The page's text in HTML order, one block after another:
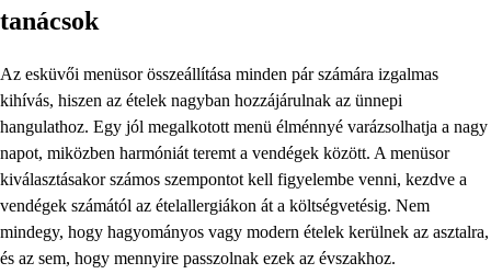
tanácsok
Az esküvői menüsor összeállítása minden pár számára izgalmas
kihívás, hiszen az ételek nagyban hozzájárulnak az ünnepi
hangulathoz. Egy jól megalkotott menü élménnyé varázsolhatja a nagy
napot, miközben harmóniát teremt a vendégek között. A menüsor
kiválasztásakor számos szempontot kell figyelembe venni, kezdve a
vendégek számától az ételallergiákon át a költségvetésig. Nem
mindegy, hogy hagyományos vagy modern ételek kerülnek az asztalra,
és az sem, hogy mennyire passzolnak ezek az évszakhoz.